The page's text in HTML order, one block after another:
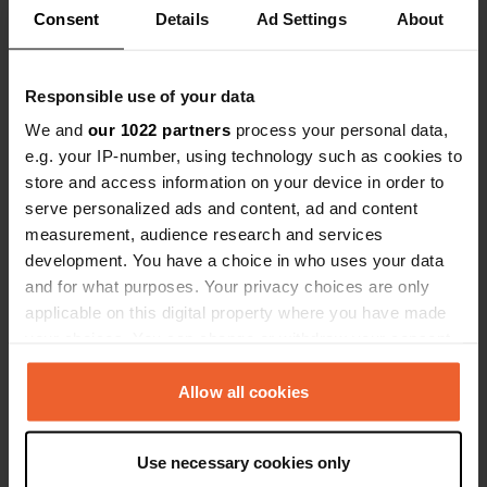
Consent Details Ad Settings About
Responsible use of your data
We and our 1022 partners process your personal data,
e.g. your IP-number, using technology such as cookies to
store and access information on your device in order to
serve personalized ads and content, ad and content
measurement, audience research and services
development. You have a choice in who uses your data
and for what purposes. Your privacy choices are only
applicable on this digital property where you have made
any time from the Cookie Declaration or by clicking on
the Privacy trigger icon.
Collect information about your geographical location
Allow all cookies
Use necessary cookies only
Contact
Locatie
Brusselsesteenweg 160
1850, Grimbergen, België
Coördinaten
50° 55' 39" N 4° 21' 57" E
Kopiëren
50.9276 4.36585